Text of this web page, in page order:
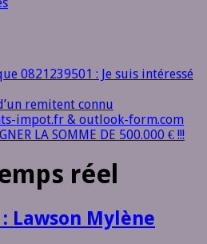
0821239501 : Je suis intéressé
remitent connu
impot.fr & outlook-form.com
LA SOMME DE 500.000 € !!!
réel
Lawson Mylène